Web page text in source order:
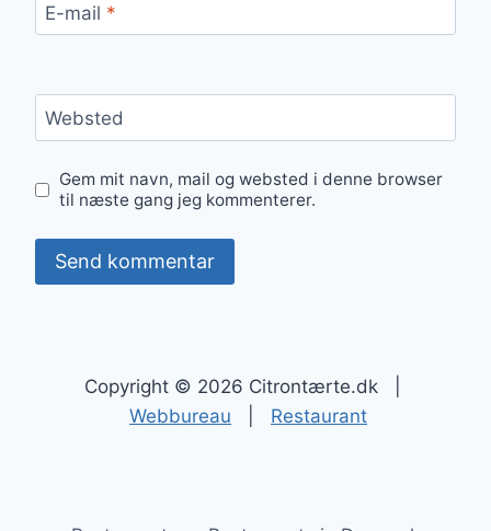
E-mail *
Websted
Gem mit navn, mail og websted i denne browser
til næste gang jeg kommenterer.
Copyright © 2026 Citrontærte.dk |
Webbureau
Restaurant